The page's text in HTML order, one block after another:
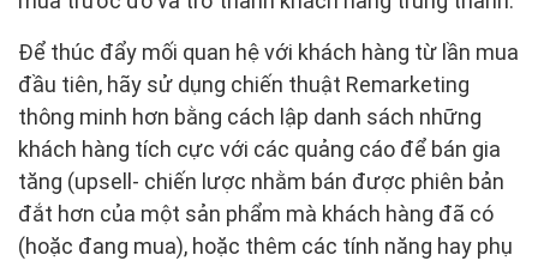
Để thúc đẩy mối quan hệ với khách hàng từ lần mua
đầu tiên, hãy sử dụng chiến thuật Remarketing
thông minh hơn bằng cách lập danh sách những
khách hàng tích cực với các quảng cáo để bán gia
tăng (upsell- chiến lược nhằm bán được phiên bản
đắt hơn của một sản phẩm mà khách hàng đã có
(hoặc đang mua), hoặc thêm các tính năng hay phụ